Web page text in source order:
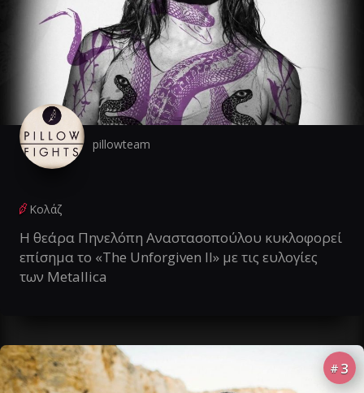
pillowteam
Κολάζ
Η θεάρα Πηνελόπη Αναστασοπούλου κυκλοφορεί
επίσημα το «The Unforgiven II» με τις ευλογίες
των Metallica
# 3